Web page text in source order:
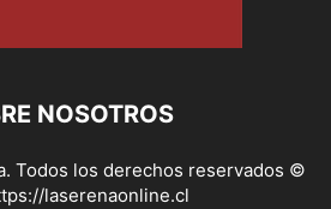
NOSOTROS
Todos los derechos reservados ©
laserenaonline.cl